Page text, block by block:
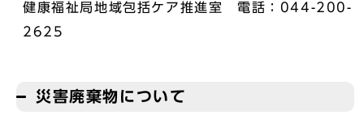
健康福祉局地域包括ケア推進室 電話：044-200-
2625
災害廃棄物について